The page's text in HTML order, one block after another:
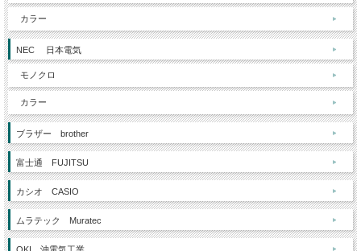
カラー
NEC 日本電気
モノクロ
カラー
ブラザー brother
富士通 FUJITSU
カシオ CASIO
ムラテック Muratec
OKI 沖電気工業